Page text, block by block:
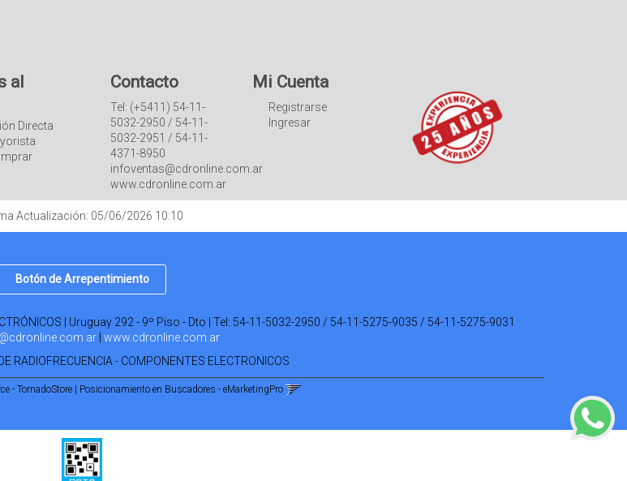
al
Directa
Contacto
Tel: (+5411) 54-11-
5032-2950 / 54-11-
5032-2951 / 54-11-
4371-8950
infoventas@cdronline.com.ar
www.cdronline.com.ar
Mi Cuenta
Registrarse
Ingresar
Actualización: 05/06/2026 10:10
Botón de Arrepentimiento
| Uruguay 292 - 9º Piso - Dto | Tel: 54-11-5032-2950 / 54-11-5275-9035 / 54-11-5275-9031
www.cdronline.com.ar
RADIOFRECUENCIA - COMPONENTES ELECTRONICOS
- TornadoStore| Posicionamiento en Buscadores - eMarketingPro